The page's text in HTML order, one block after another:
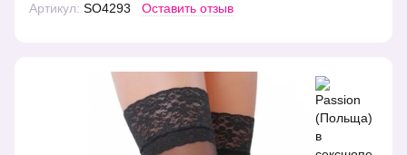
Артикул: SO4293 Оставить отзыв